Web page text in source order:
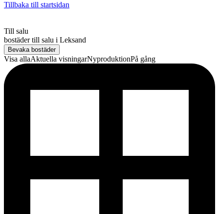
Tillbaka till startsidan
Till salu
bostäder till salu i Leksand
Bevaka bostäder
Visa allaAktuella visningarNyproduktionPå gång